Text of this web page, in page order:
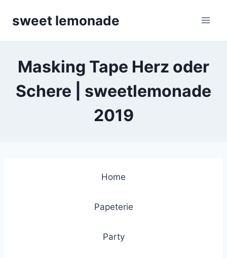
sweet lemonade
Masking Tape Herz oder
Schere | sweetlemonade
2019
Home
Papeterie
Party